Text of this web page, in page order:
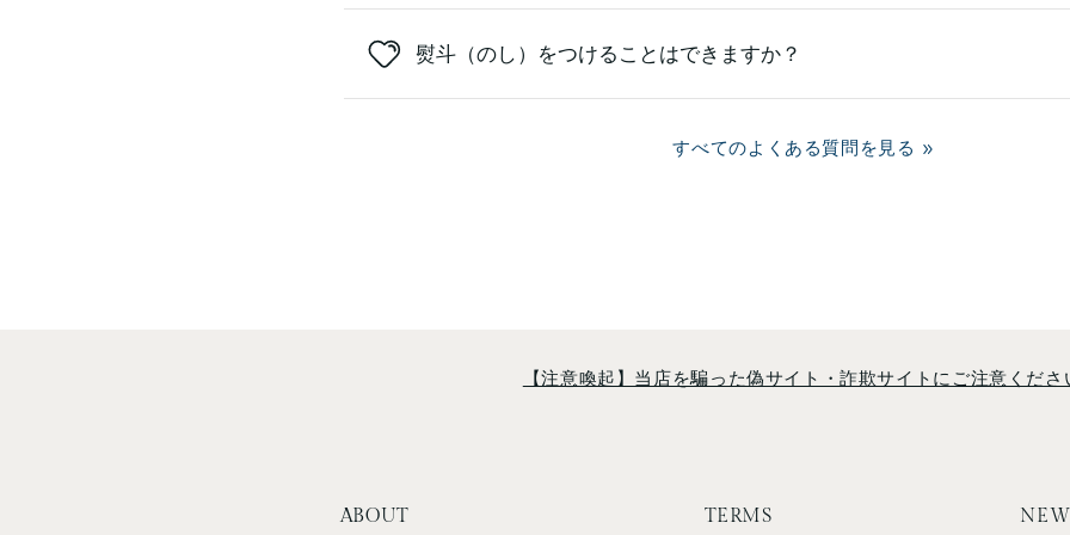
熨斗（のし）をつけることはできますか？
すべてのよくある質問を見る
【注意喚起】当店を騙った偽サイト・詐欺サイトにご注意くださ
ABOUT TERMS